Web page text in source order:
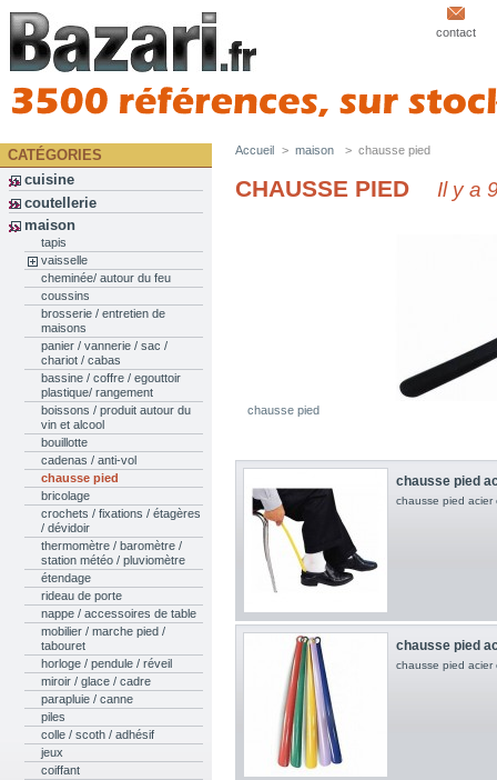
contact
CATÉGORIES
cuisine
coutellerie
maison
tapis
vaisselle
cheminée/ autour du feu
coussins
brosserie / entretien de
maisons
panier / vannerie / sac /
chariot / cabas
bassine / coffre / egouttoir
plastique/ rangement
boissons / produit autour du
vin et alcool
bouillotte
cadenas / anti-vol
chausse pied
bricolage
crochets / fixations / étagères
/ dévidoir
thermomètre / baromètre /
station météo / pluviomètre
étendage
rideau de porte
nappe / accessoires de table
mobilier / marche pied /
tabouret
horloge / pendule / réveil
miroir / glace / cadre
parapluie / canne
piles
colle / scoth / adhésif
jeux
coiffant
Accueil > maison > chausse pied
CHAUSSE PIED Il y a
chausse pied
chausse pied
chausse pied
chausse pied
chausse pied acier